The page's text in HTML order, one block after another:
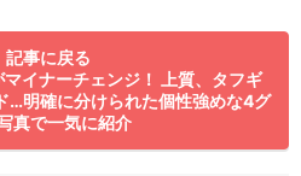
記事に戻る
イナーチェンジ！ 上質、タフギ
…明確に分けられた個性強めな4グ
真で一気に紹介